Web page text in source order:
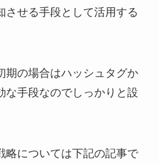
させる手段として活用する
期の場合はハッシュタグか
な手段なのでしっかりと設
略については下記の記事で